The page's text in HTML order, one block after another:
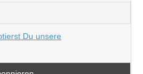
Du unsere